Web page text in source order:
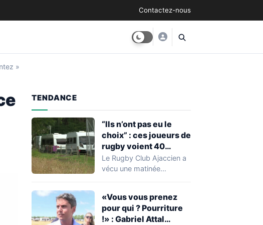
Contactez-nous
»
TENDANCE
“Ils n’ont pas eu le
choix” : ces joueurs de
rugby voient 40
caravanes de gens du
voyage s’installer
heure
Le Rugby Club Ajaccien a
vécu une matinée
découverte d'une…
«Vous vous prenez
pour qui ? Pourriture
!» : Gabriel Attal